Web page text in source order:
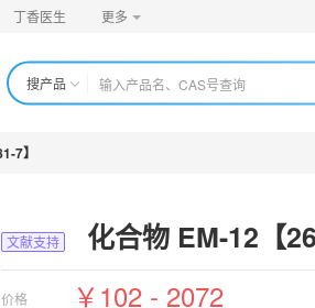
丁香医生 更多
搜产品
7】
文献支持 化合物 EM-12【
价格 ￥102 - 2072